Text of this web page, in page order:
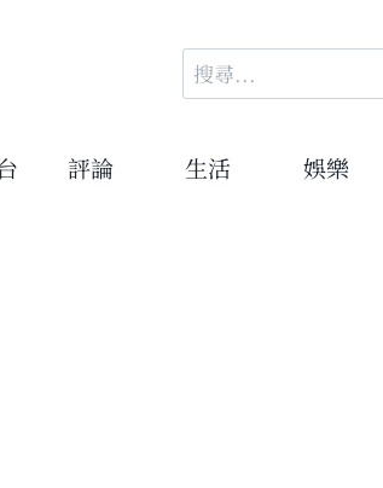
搜
尋
鍵
評論 生活 娛樂